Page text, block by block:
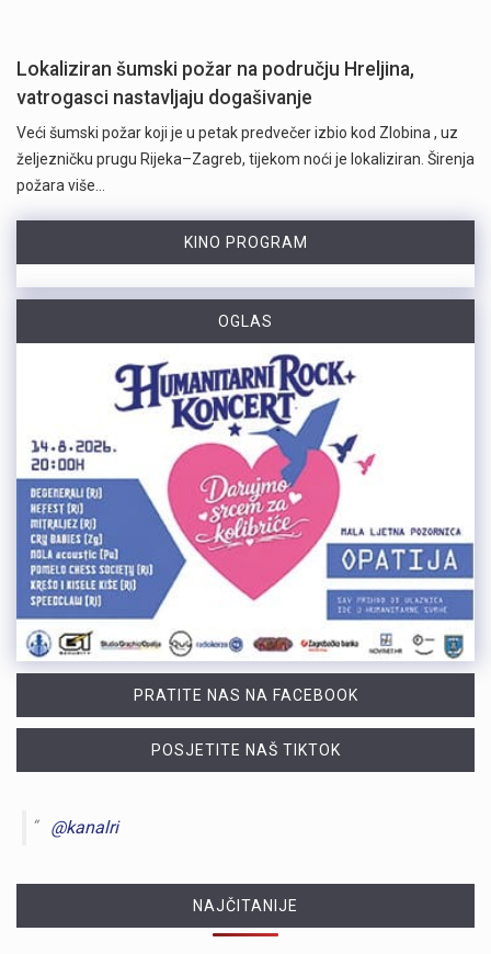
Lokaliziran šumski požar na području Hreljina,
vatrogasci nastavljaju dogašivanje
Veći šumski požar koji je u petak predvečer izbio kod Zlobina , uz
željezničku prugu Rijeka–Zagreb, tijekom noći je lokaliziran. Širenja
požara više…
KINO PROGRAM
OGLAS
PRATITE NAS NA FACEBOOK
POSJETITE NAŠ TIKTOK
@kanalri
NAJČITANIJE